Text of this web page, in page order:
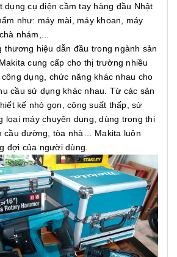
dụng cụ điện cầm tay hàng đầu Nhật
như: máy mài, máy khoan, máy
nhám,...
thương hiệu dẫn đầu trong ngành sản
cung cấp cho thị trường nhiều
dụng, chức năng khác nhau cho
cầu sử dụng khác nhau. Từ các sản
kế nhỏ gọn, công suất thấp, sử
loại máy chuyên dụng, dùng trong thi
cầu đường, tòa nhà… Makita luôn
đợi của người dùng.